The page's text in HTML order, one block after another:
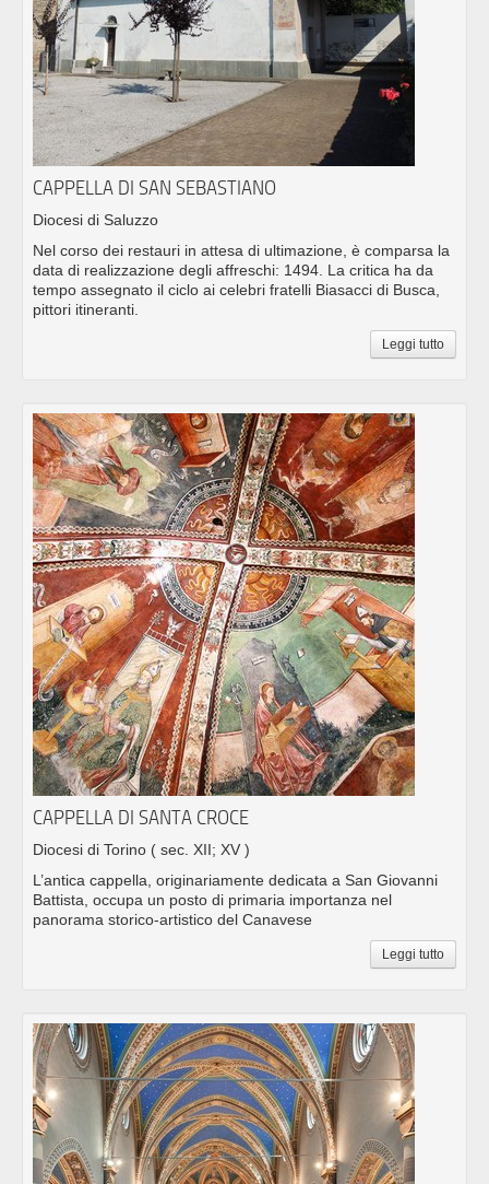
CAPPELLA DI SAN SEBASTIANO
Diocesi di Saluzzo
Nel corso dei restauri in attesa di ultimazione, è comparsa la
data di realizzazione degli affreschi: 1494. La critica ha da
tempo assegnato il ciclo ai celebri fratelli Biasacci di Busca,
pittori itineranti.
Leggi tutto
CAPPELLA DI SANTA CROCE
Diocesi di Torino ( sec. XII; XV )
L’antica cappella, originariamente dedicata a San Giovanni
Battista, occupa un posto di primaria importanza nel
panorama storico-artistico del Canavese
Leggi tutto